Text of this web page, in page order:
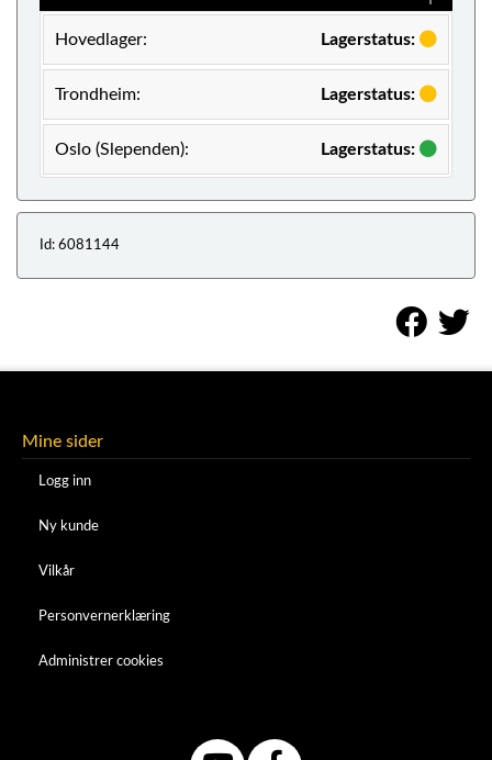
Hovedlager: Lagerstatus:
Trondheim: Lagerstatus:
Oslo (Slependen): Lagerstatus:
Id: 6081144
Mine sider
Logg inn
Ny kunde
Vilkår
Personvernerklæring
Administrer cookies